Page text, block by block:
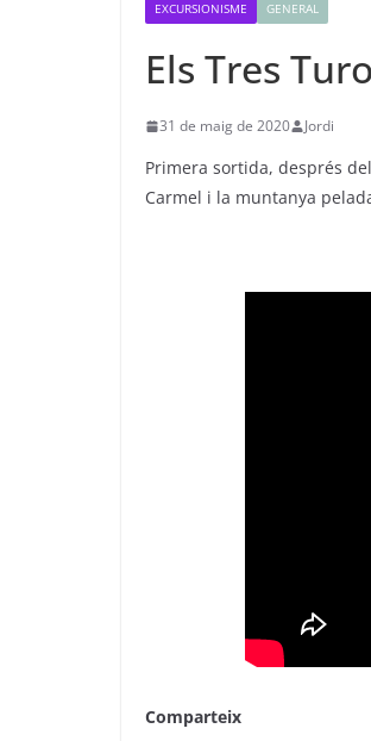
EXCURSIONISME GENERAL
Els Tres
31 de maig de 2020 Jordi
Primera sortida, després
Carmel i la muntanya
Comparteix